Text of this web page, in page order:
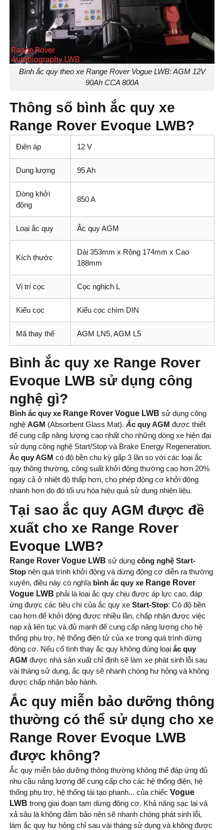
Bình ắc quy theo xe Range Rover Vogue LWB: AGM 12V
90Ah CCA 800A
Thông số bình ắc quy xe
Range Rover Evoque LWB?
Điên áp 12 V
Dung lượng 95 Ah
Dòng khởi
động
850 A
Loại ắc quy Ắc quy AGM
Kích thước
Dài 353mm x Rộng 174mm x Cao
188mm
Vị trí cọc Cọc nghịch L
Kiểu cọc Kiểu cọc chìm DIN
Mã thay thế AGM LN5, AGM L5
Bình ắc quy xe Range Rover
Evoque LWB sử dụng công
nghệ gì?
Bình ắc quy xe Range Rover Vogue LWB sử dụng công
nghệ AGM (Absorbent Glass Mat). Ắc quy AGM được thiết
để cung cấp năng lượng cao nhất cho những dòng xe hiện đại
sử dụng công nghệ Start/Stop và Brake Energy Regeneration.
Ắc quy AGM có độ bền chu kỳ gấp 3 lần so với các loại ắc
quy thông thường, công suất khởi động thường cao hơn 20%
ngay cả ở nhiệt độ thấp hơn, cho phép động cơ khởi động
nhanh hơn do đó tối ưu hóa hiệu quả sử dụng nhiên liệu.
Tại sao ắc quy AGM được đề
xuất cho xe Range Rover
Evoque LWB?
Range Rover Vogue LWB sử dụng công nghệ Start-
Stop nên quá trình khởi động và dừng động cơ diễn ra thường
xuyên, điều này có nghĩa bình ắc quy xe Range Rover
Vogue LWB phải là loại ắc quy chịu được áp lực cao, đáp
ứng được các tiêu chí của ắc quy xe Start-Stop: Có độ bền
cao hơn để khởi động được nhiều lần, chấp nhận được việc
nạp xả liên tục và đủ mạnh để cung cấp năng lượng cho hệ
thống phụ trợ, hệ thống điện tử của xe trong quá trình dừng
động cơ. Nếu cố tình thay ắc quy không đúng loại ắc quy
AGM được nhà sản xuất chỉ định sẽ làm xe phát sinh lỗi sau
vài tháng sử dụng, ắc quy sẽ nhanh chóng hư hỏng và không
được chấp nhận bảo hành.
Ắc quy miễn bảo dưỡng thông
thường có thể sử dụng cho xe
Range Rover Evoque LWB
được không?
Ắc quy miễn bảo dưỡng thông thường không thể đáp ứng đủ
nhu cầu năng lượng để cung cấp cho các hệ thống điện, hệ
thống phụ trợ, hệ thống tái tạo phanh... của chiếc Vogue
LWB trong giai đoạn tạm dừng động cơ. Khả năng sạc lại và
xả sâu là không đảm bảo nên sẽ nhanh chóng phát sinh lỗi,
làm ắc quy hư hỏng chỉ sau vài tháng sử dụng và không được